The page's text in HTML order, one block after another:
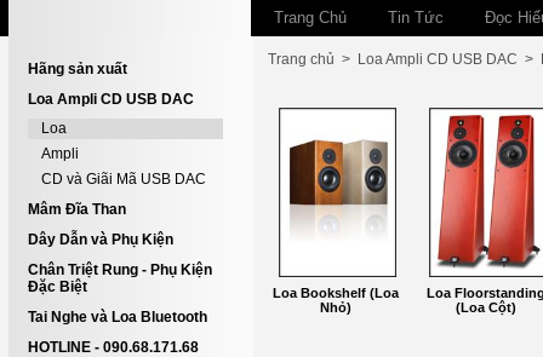
Trang Chủ Tin Tức Đọc
Hãng sản xuất
Loa Ampli CD USB DAC
Loa
Ampli
CD và Giãi Mã USB DAC
Mâm Đĩa Than
Dây Dẫn và Phụ Kiện
Chân Triệt Rung - Phụ Kiện
Đặc Biệt
Tai Nghe và Loa Bluetooth
HOTLINE - 090.68.171.68
Trang chủ > Loa Ampli CD USB DAC >
Loa Bookshelf (Loa
Nhỏ)
Loa
(Loa Cột)